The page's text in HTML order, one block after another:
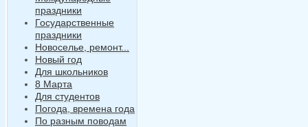
праздники
Государственные
праздники
Новоселье, ремонт...
Новый год
Для школьников
8 Марта
Для студентов
Погода, времена года
По разным поводам